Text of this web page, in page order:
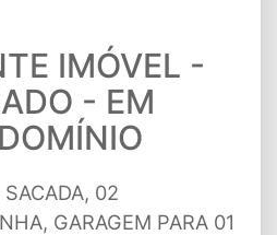
IMÓVEL -
- EM
02
GARAGEM PARA 01